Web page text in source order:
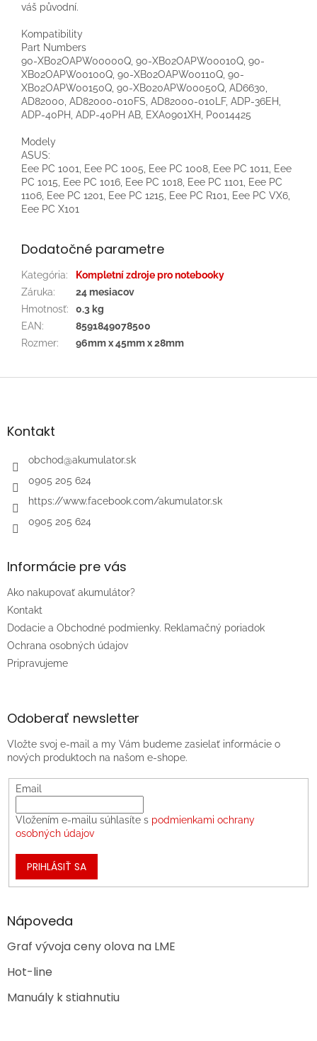
váš původní.
Kompatibility
Part Numbers
90-XB02OAPW00000Q, 90-XB02OAPW00010Q, 90-
XB02OAPW00100Q, 90-XB02OAPW00110Q, 90-
XB02OAPW00150Q, 90-XB020APW00050Q, AD6630,
AD82000, AD82000-010FS, AD82000-010LF, ADP-36EH,
ADP-40PH, ADP-40PH AB, EXA0901XH, P0014425
Modely
ASUS:
Eee PC 1001, Eee PC 1005, Eee PC 1008, Eee PC 1011, Eee
PC 1015, Eee PC 1016, Eee PC 1018, Eee PC 1101, Eee PC
1106, Eee PC 1201, Eee PC 1215, Eee PC R101, Eee PC VX6,
Eee PC X101
Dodatočné parametre
Kategória:
Kompletní zdroje pro notebooky
Záruka:
24 mesiacov
Hmotnosť:
0.3 kg
EAN:
8591849078500
Rozmer: 96mm x 45mm x 28mm
Z
äKontakt
obchod@akumulator.sk
0905 205 624
https://www.facebook.com/akumulator.sk
0905 205 624
Informácie pre vás
Ako nakupovať akumulátor?
Kontakt
Dodacie a Obchodné podmienky. Reklamačný poriadok
Ochrana osobných údajov
Pripravujeme
Odoberať newsletter
Vložte svoj e-mail a my Vám budeme zasielať informácie o
nových produktoch na našom e-shope.
Email
Vložením e-mailu súhlasíte s podmienkami ochrany
osobných údajov
PRIHLÁSIŤ SA
Nápoveda
Graf vývoja ceny olova na LME
Hot-line
Manuály k stiahnutiu